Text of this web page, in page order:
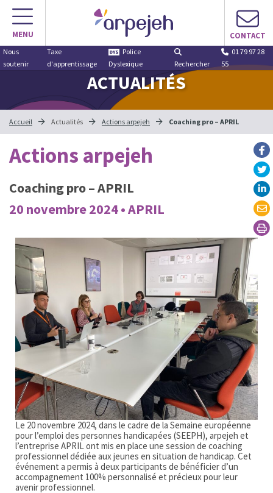
MENU CONTACT
Nous
soutenir
Taxe
d'apprentissage
Police
Dyslexique
Rechercher
01 79 97 28
55
ACTUALITÉS
Accueil Actualités Actions arpejeh Coaching pro – APRIL
Actions arpejeh
Coaching pro – APRIL
20 novembre 2024 • APRIL
Le 20 novembre 2024, dans le cadre de la Semaine européenne
pour l’emploi des personnes handicapées (SEEPH), arpejeh et
l’entreprise APRIL ont mis en place une session de coaching
professionnel dédiée aux jeunes en situation de handicap. Cet
événement a permis à deux participants de bénéficier d’un
accompagnement 100% personnalisé et précieux pour leur
avenir professionnel.